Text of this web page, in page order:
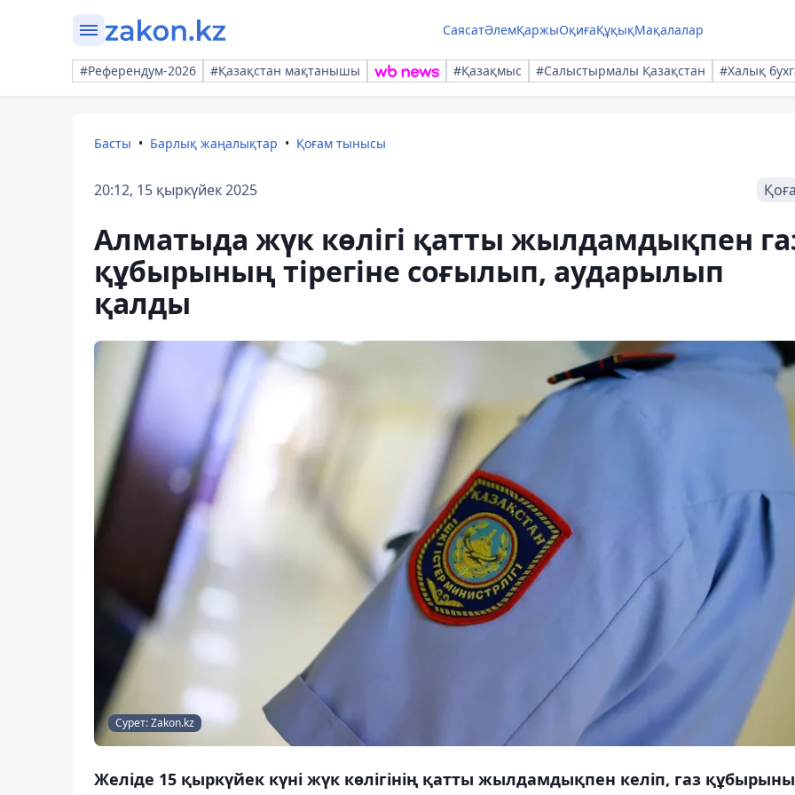
СаясатӘлемҚаржыОқиғаҚұқықМақалалар
#Референдум-2026 #Қазақстан мақтанышы #Қазақмыс #Салыстырмалы Қазақстан #Халық
Басты Барлық жаңалықтар Қоғам тынысы
20:12, 15 қыркүйек 2025
Алматыда жүк көлігі қатты жылдамдықпен
құбырының тірегіне соғылып, аударылып
қалды
Сурет: Zakon.kz
Желіде 15 қыркүйек күні жүк көлігінің қатты жылдамдықпен келіп, газ